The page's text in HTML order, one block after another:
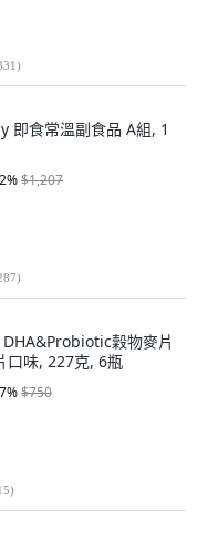
)
即食常溫副食品 A組, 1
%$1,207
)
穀物麥片
口味, 227克, 6瓶
%$750
)